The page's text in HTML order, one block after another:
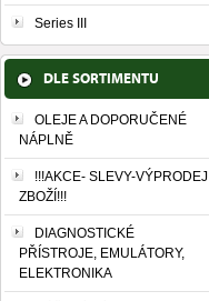
Series III
DLE SORTIMENTU
OLEJE A DOPORUČENÉ
NÁPLNĚ
!!!AKCE- SLEVY-VÝPRODEJ
ZBOŽÍ!!!
DIAGNOSTICKÉ
PŘÍSTROJE, EMULÁTORY,
ELEKTRONIKA